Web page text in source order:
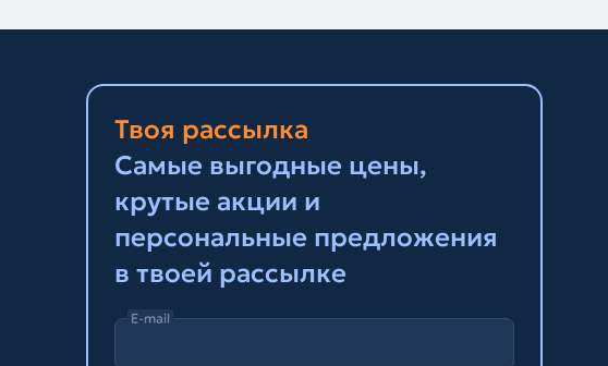
Твоя рассылка
Самые выгодные цены,
крутые акции и
персональные предложения
в твоей рассылке
E-mail